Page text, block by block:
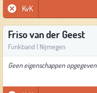
KvK
Friso van der Geest
Funkband | Nijmegen
Geen eigenschappen opgegeven